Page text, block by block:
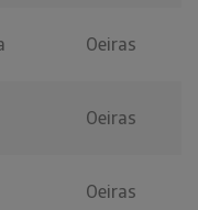
Oeiras
Oeiras
Oeiras